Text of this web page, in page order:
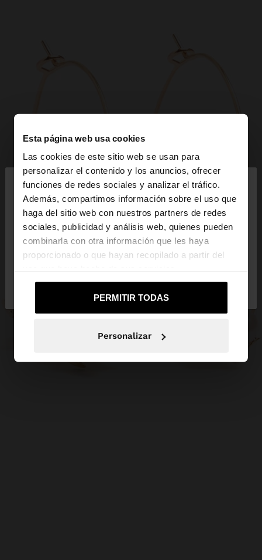
Esta página web usa cookies
Las cookies de este sitio web se usan para
personalizar el contenido y los anuncios, ofrecer
funciones de redes sociales y analizar el tráfico.
Además, compartimos información sobre el uso que
haga del sitio web con nuestros partners de redes
sociales, publicidad y análisis web, quienes pueden
combinarla con otra información que les haya
proporcionado o que hayan recopilado a partir del
PERMITIR TODAS
Personalizar
hola
Estás accediendo a la web de Ecuador. ¿Quieres ir
a la web de United States?